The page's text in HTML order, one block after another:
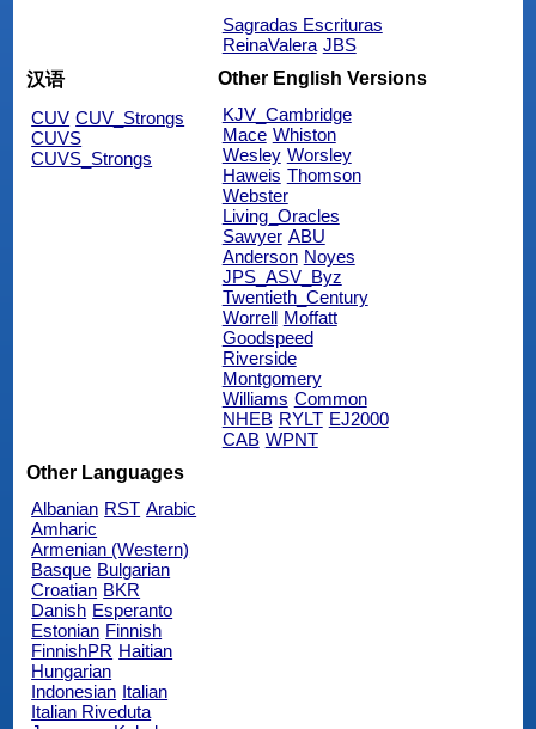
Sagradas Escrituras
ReinaValera JBS
汉语
CUV CUV_Strongs
CUVS
CUVS_Strongs
Other English Versions
KJV_Cambridge
Mace Whiston
Wesley Worsley
Haweis Thomson
Webster
Living_Oracles
Sawyer ABU
Anderson Noyes
JPS_ASV_Byz
Twentieth_Century
Worrell Moffatt
Goodspeed
Riverside
Montgomery
Williams Common
NHEB RYLT EJ2000
CAB WPNT
Other Languages
Albanian RST Arabic
Amharic
Armenian (Western)
Basque Bulgarian
Croatian BKR
Danish Esperanto
Estonian Finnish
FinnishPR Haitian
Hungarian
Indonesian Italian
Italian Riveduta